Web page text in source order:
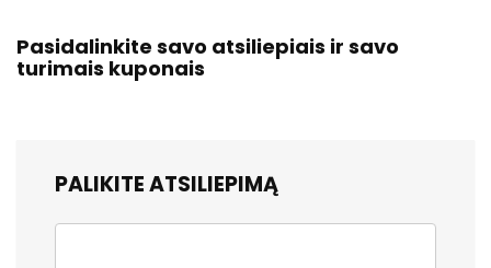
Pasidalinkite savo atsiliepiais ir savo
turimais kuponais
PALIKITE ATSILIEPIMĄ